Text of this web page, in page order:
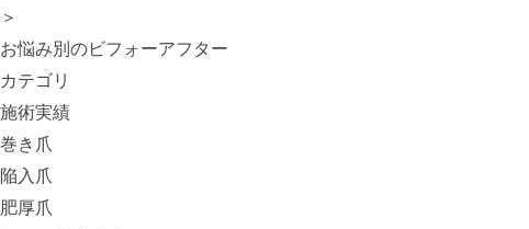
＞
お悩み別のビフォーアフター
カテゴリ
施術実績
巻き爪
陥入爪
肥厚爪